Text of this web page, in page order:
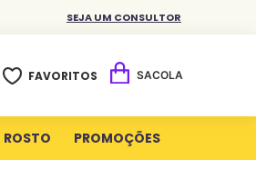
SEJA UM CONSULTOR
FAVORITOS
ROSTO PROMOÇÕES